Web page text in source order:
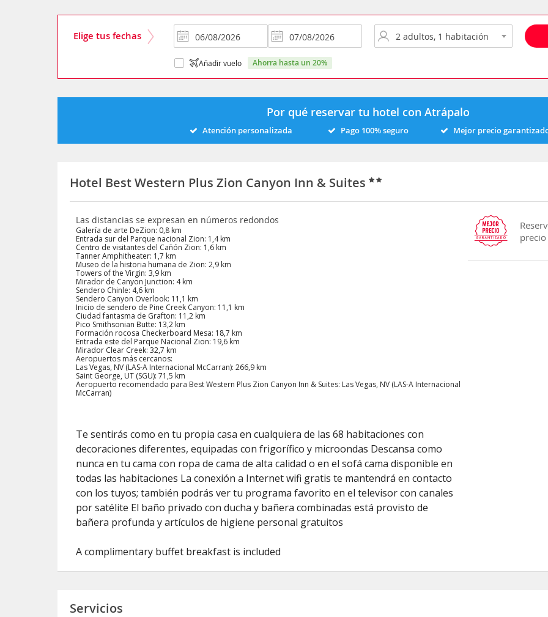
Elige tus fechas
Añadir vuelo ahorra hasta un 20%
Por qué reservar tu hotel con Atrápalo
Atención personalizada Pago 100% seguro Mejor precio
Hotel Best Western Plus Zion Canyon Inn & Suites
Las distancias se expresan en números redondos
Galería de arte DeZion: 0,8 km
Entrada sur del Parque nacional Zion: 1,4 km
Centro de visitantes del Cañón Zion: 1,6 km
Tanner Amphitheater: 1,7 km
Museo de la historia humana de Zion: 2,9 km
Towers of the Virgin: 3,9 km
Mirador de Canyon Junction: 4 km
Sendero Chinle: 4,6 km
Sendero Canyon Overlook: 11,1 km
Inicio de sendero de Pine Creek Canyon: 11,1 km
Ciudad fantasma de Grafton: 11,2 km
Pico Smithsonian Butte: 13,2 km
Formación rocosa Checkerboard Mesa: 18,7 km
Entrada este del Parque Nacional Zion: 19,6 km
Mirador Clear Creek: 32,7 km
Aeropuertos más cercanos:
Las Vegas, NV (LAS-A Internacional McCarran): 266,9 km
Saint George, UT (SGU): 71,5 km
Aeropuerto recomendado para Best Western Plus Zion Canyon Inn & Suites: Las Vegas, NV (LAS-A Internacional
McCarran)
Te sentirás como en tu propia casa en cualquiera de las 68 habitaciones con
decoraciones diferentes, equipadas con frigorífico y microondas Descansa como
nunca en tu cama con ropa de cama de alta calidad o en el sofá cama disponible en
todas las habitaciones La conexión a Internet wifi gratis te mantendrá en contacto
con los tuyos; también podrás ver tu programa favorito en el televisor con canales
por satélite El baño privado con ducha y bañera combinadas está provisto de
bañera profunda y artículos de higiene personal gratuitos
A complimentary buffet breakfast is included
Servicios